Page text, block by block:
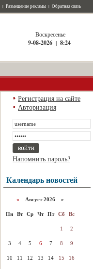
| Размещение рекламы | Обратная связь
Воскресенье
9-08-2026 | 8:24
Регистрация на сайте
Авторизация
Напомнить пароль?
Календарь новостей
« Август 2026 »
Пн Вт Ср Чт Пт Сб Вс
1 2
3 4 5 6 7 8 9
10 11 12 13 14 15 16